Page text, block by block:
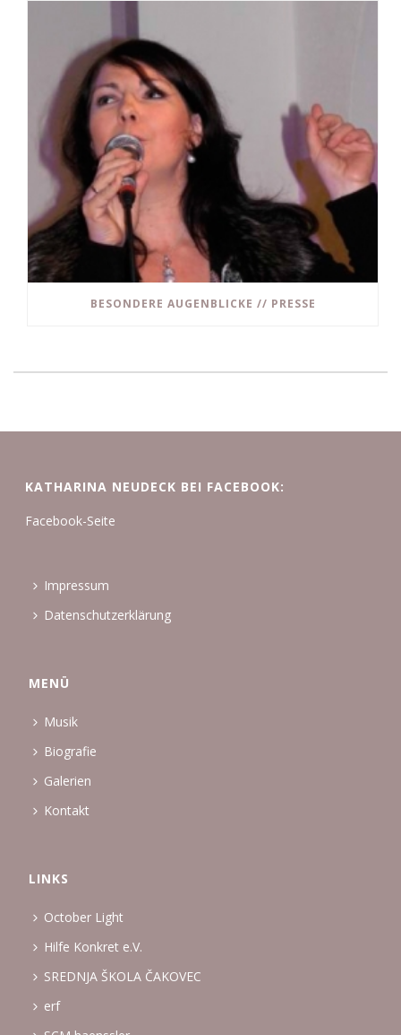
BESONDERE AUGENBLICKE // PRESSE
KATHARINA NEUDECK BEI FACEBOOK:
Facebook-Seite
Impressum
Datenschutzerklärung
MENÜ
Musik
Biografie
Galerien
Kontakt
LINKS
October Light
Hilfe Konkret e.V.
SREDNJA ŠKOLA ČAKOVEC
erf